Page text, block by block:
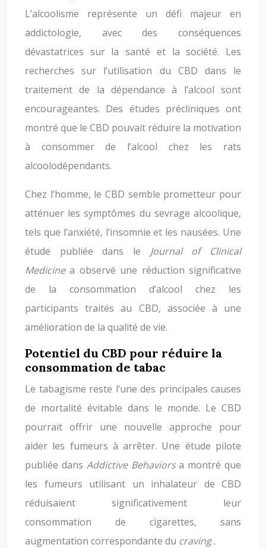
L’alcoolisme représente un défi majeur en
addictologie, avec des conséquences
dévastatrices sur la santé et la société. Les
recherches sur l’utilisation du CBD dans le
traitement de la dépendance à l’alcool sont
encourageantes. Des études précliniques ont
montré que le CBD pouvait réduire la motivation
à consommer de l’alcool chez les rats
alcoolodépendants.
Chez l’homme, le CBD semble prometteur pour
atténuer les symptômes du sevrage alcoolique,
tels que l’anxiété, l’insomnie et les nausées. Une
étude publiée dans le Journal of Clinical
Medicinea observé une réduction significative
de la consommation d’alcool chez les
participants traités au CBD, associée à une
amélioration de la qualité de vie.
Potentiel du CBD pour réduire la
consommation de tabac
Le tabagisme reste l’une des principales causes
de mortalité évitable dans le monde. Le CBD
pourrait offrir une nouvelle approche pour
aider les fumeurs à arrêter. Une étude pilote
publiée dans Addictive Behaviorsa montré que
les fumeurs utilisant un inhalateur de CBD
réduisaient significativement leur
consommation de cigarettes, sans
augmentation correspondante du craving.